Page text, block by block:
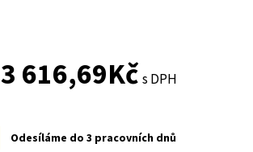
Original
was:
3 616,69KčCurrent
is:
s DPH
Odesíláme do 3 pracovních dnů